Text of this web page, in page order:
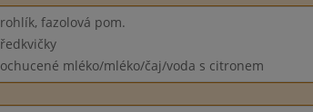
rohlík, fazolová pom.
ředkvičky
ochucené mléko/mléko/čaj/voda s citronem